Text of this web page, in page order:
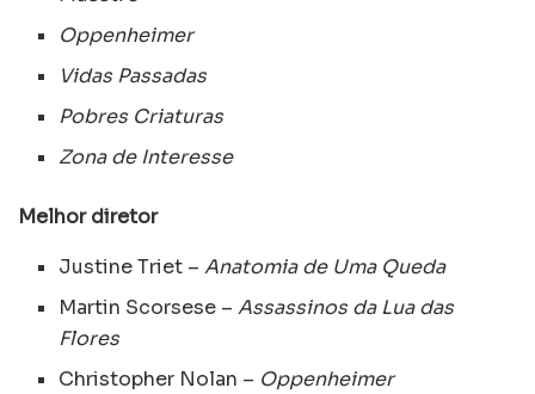
Oppenheimer
Vidas Passadas
Pobres Criaturas
Zona de Interesse
Melhor diretor
Justine Triet –Anatomia de Uma Queda
Martin Scorsese –Assassinos da Lua das
Flores
Christopher Nolan – Oppenheimer